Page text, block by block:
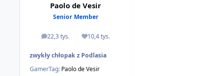
Paolo de Vesir
Senior Member
22,3 tys.
odpowiedzi10,4 tys.
Reputacja
zwykły chłopak z Podlasia
GamerTag: Paolo de Vesir